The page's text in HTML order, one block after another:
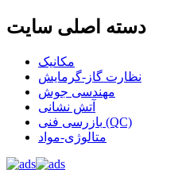
دسته اصلی سایت
مکانیک
نظارت گاز-گرمایش
مهندسی جوش
آتش نشانی
بازرسی فنی (QC)
متالوژی-مواد